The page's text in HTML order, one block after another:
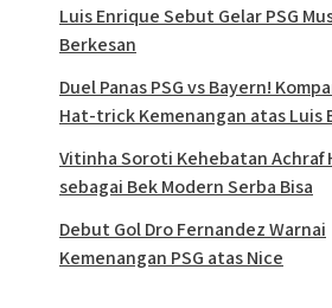
Luis Enrique Sebut Gelar PSG
Berkesan
Duel Panas PSG vs Bayern!
Hat-trick Kemenangan atas Luis
Vitinha Soroti Kehebatan Achraf
sebagai Bek Modern Serba Bisa
Debut Gol Dro Fernandez Warnai
Kemenangan PSG atas Nice